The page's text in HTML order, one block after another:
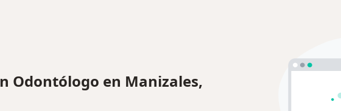
Odontólogo en Manizales,